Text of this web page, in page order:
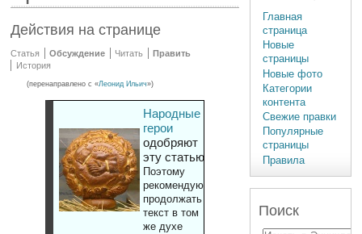
Действия на странице
Статья Обсуждение Читать
Править
История
(перенаправлено с «Леонид Ильич»)
Народные
герои
одобряют
эту статью
Поэтому
рекомендуют
продолжать
текст в том
же духе
Главная
страница
Новые
страницы
Новые фото
Категории
контента
Свежие правки
Популярные
страницы
Правила
Поиск